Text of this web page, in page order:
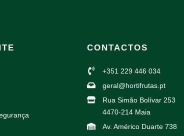
CONTACTOS
+351 229 446 034
geral@hortifrutas.pt
Rua Simão Bolívar 253
4470-214 Maia
Av. Américo Duarte 738